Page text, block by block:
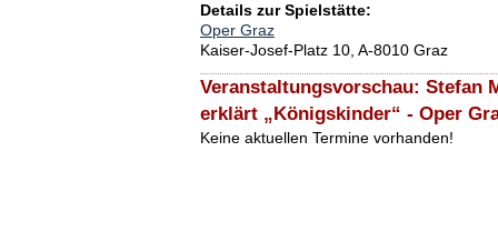
Details zur Spielstätte:
Oper Graz
Kaiser-Josef-Platz 10, A-8010 Graz
Veranstaltungsvorschau: Stefan
erklärt „Königskinder“ - Oper
Keine aktuellen Termine vorhanden!